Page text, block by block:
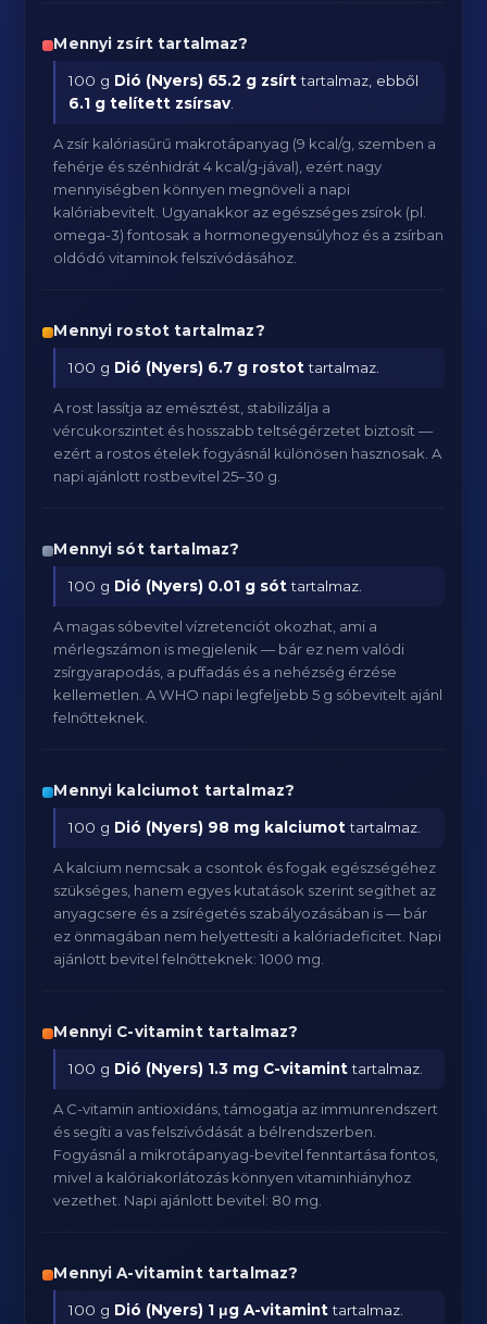
Mennyi zsírt tartalmaz?
100 g Dió (Nyers) 65.2 g zsírttartalmaz, ebből
6.1 g telített zsírsav
A zsír kalóriasűrű makrotápanyag (9 kcal/g, szemben a
fehérje és szénhidrát 4 kcal/g-jával), ezért nagy
mennyiségben könnyen megnöveli a napi
kalóriabevitelt. Ugyanakkor az egészséges zsírok (pl.
omega-3) fontosak a hormonegyensúlyhoz és a zsírban
oldódó vitaminok felszívódásához.
Mennyi rostot tartalmaz?
100 g Dió (Nyers) 6.7 g rostottartalmaz.
A rost lassítja az emésztést, stabilizálja a
vércukorszintet és hosszabb teltségérzetet biztosít —
ezért a rostos ételek fogyásnál különösen hasznosak. A
napi ajánlott rostbevitel 25–30 g.
Mennyi sót tartalmaz?
100 g Dió (Nyers) 0.01 g sóttartalmaz.
A magas sóbevitel vízretenciót okozhat, ami a
mérlegszámon is megjelenik — bár ez nem valódi
zsírgyarapodás, a puffadás és a nehézség érzése
kellemetlen. A WHO napi legfeljebb 5 g sóbevitelt ajánl
felnőtteknek.
Mennyi kalciumot tartalmaz?
100 g Dió (Nyers) 98 mg kalciumottartalmaz.
A kalcium nemcsak a csontok és fogak egészségéhez
szükséges, hanem egyes kutatások szerint segíthet az
anyagcsere és a zsírégetés szabályozásában is — bár
ez önmagában nem helyettesíti a kalóriadeficitet. Napi
ajánlott bevitel felnőtteknek: 1000 mg.
Mennyi C-vitamint tartalmaz?
100 g Dió (Nyers) 1.3 mg C-vitaminttartalmaz.
A C-vitamin antioxidáns, támogatja az immunrendszert
és segíti a vas felszívódását a bélrendszerben.
Fogyásnál a mikrotápanyag-bevitel fenntartása fontos,
mivel a kalóriakorlátozás könnyen vitaminhiányhoz
vezethet. Napi ajánlott bevitel: 80 mg.
Mennyi A-vitamint tartalmaz?
100 g Dió (Nyers) 1 μg A-vitaminttartalmaz.